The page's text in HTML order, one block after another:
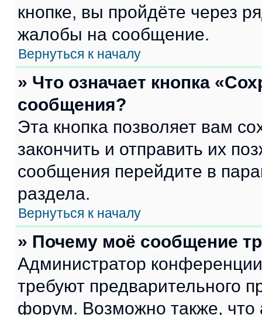
кнопке, вы пройдёте через
жалобы на сообщение.
Вернуться к началу
» Что означает кнопка
сообщения?
Эта кнопка позволяет вам
закончить и отправить их
сообщения перейдите в
раздела.
Вернуться к началу
» Почему моё сообщение
Администратор
требуют предварительного
форум. Возможно также, что